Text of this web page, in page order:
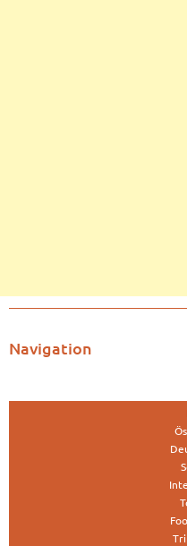
Navigation